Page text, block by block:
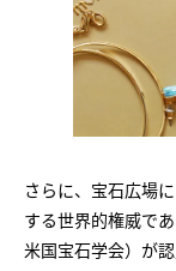
さらに、宝石広場
する世界的権威で
米国宝石学会）が